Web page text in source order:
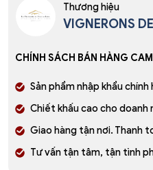
Thương hiệu
VIGNERONS
CHÍNH SÁCH BÁN HÀNG
Sản phẩm nhập khẩu chính
Chiết khấu cao cho doanh
Giao hàng tận nơi. Thanh
Tư vấn tận tâm, tận tình